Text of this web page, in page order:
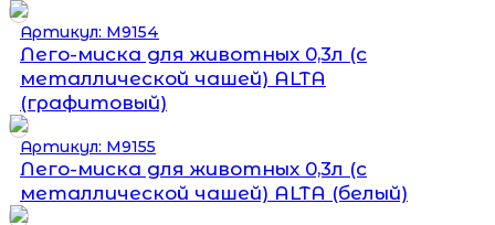
Артикул: М9154
Лего-миска для животных 0,3л (с
металлической чашей) ALTA
(графитовый)
Артикул: М9155
Лего-миска для животных 0,3л (с
металлической чашей) ALTA (белый)